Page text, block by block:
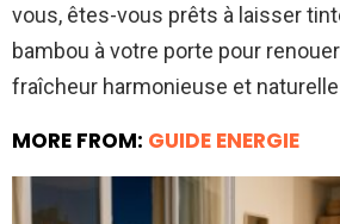
vous, êtes-vous prêts à laisser
bambou à votre porte pour
fraîcheur harmonieuse et naturelle
MORE FROM: GUIDE ENERGIE